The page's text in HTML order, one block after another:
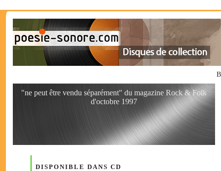
"ne peut être vendu séparément" du magazine Rock & Folk
d'octobre 1997
DISPONIBLE DANS CD